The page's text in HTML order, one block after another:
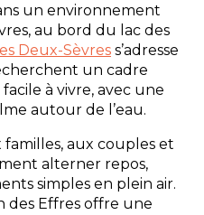
un environnement
au bord du lac des
Deux-Sèvres s’adresse
un cadre
à vivre, avec une
autour de l’eau.
familles, aux couples et
alterner repos,
simples en plein air.
des Effres offre une